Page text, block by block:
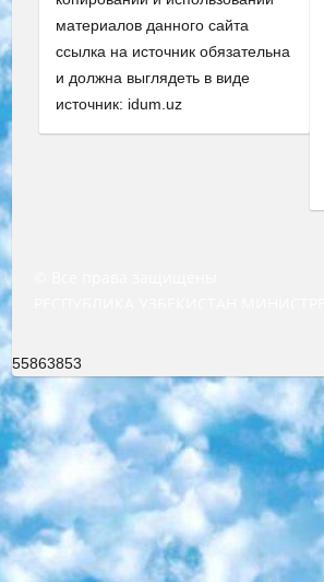
материалов данного сайта
ссылка на источник обязательна
и должна выглядеть в виде
источник: idum.uz
55863853